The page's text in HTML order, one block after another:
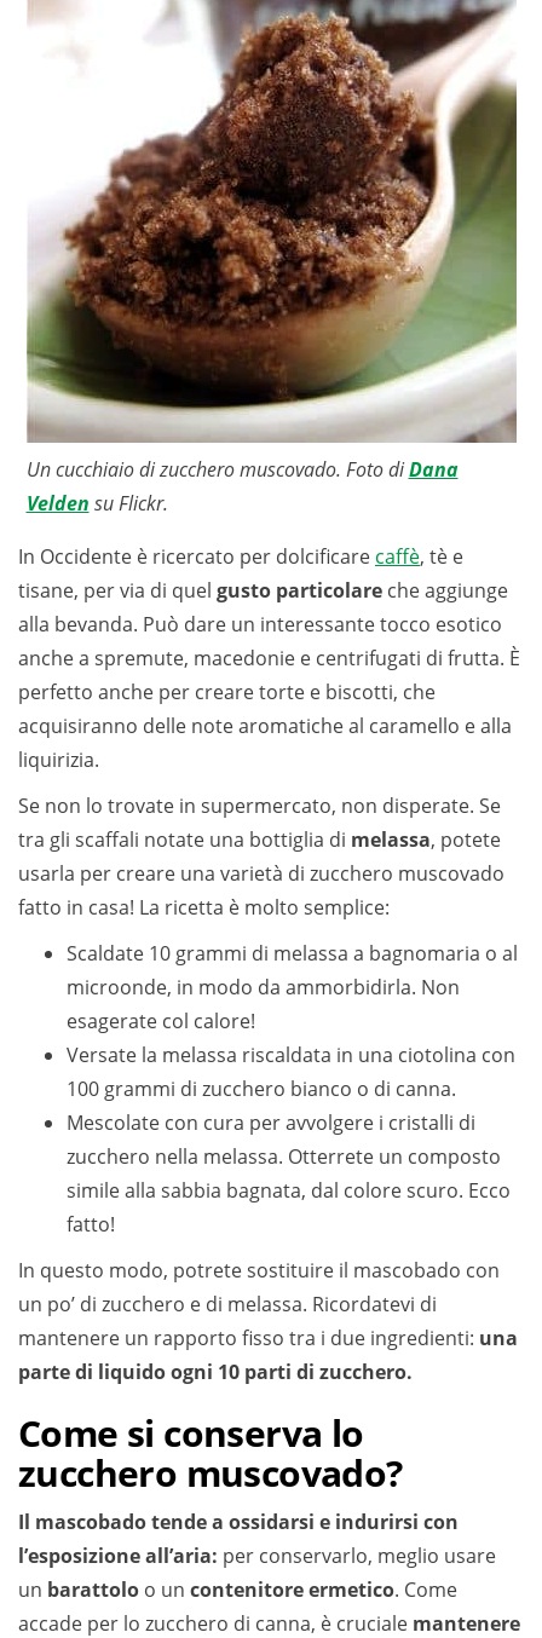
Un cucchiaio di zucchero muscovado. Foto diDana
Velden su Flickr.
In Occidente è ricercato per dolcificare caffè, tè e
tisane, per via di quel gusto particolare che aggiunge
alla bevanda. Può dare un interessante tocco esotico
anche a spremute, macedonie e centrifugati di frutta. È
perfetto anche per creare torte e biscotti, che
acquisiranno delle note aromatiche al caramello e alla
liquirizia.
Se non lo trovate in supermercato, non disperate. Se
tra gli scaffali notate una bottiglia di melassa, potete
usarla per creare una varietà di zucchero muscovado
fatto in casa! La ricetta è molto semplice:
Scaldate 10 grammi di melassa a bagnomaria o al
microonde, in modo da ammorbidirla. Non
esagerate col calore!
Versate la melassa riscaldata in una ciotolina con
100 grammi di zucchero bianco o di canna.
Mescolate con cura per avvolgere i cristalli di
zucchero nella melassa. Otterrete un composto
simile alla sabbia bagnata, dal colore scuro. Ecco
fatto!
In questo modo, potrete sostituire il mascobado con
un po’ di zucchero e di melassa. Ricordatevi di
mantenere un rapporto fisso tra i due ingredienti: una
parte di liquido ogni 10 parti di zucchero.
Come si conserva lo
zucchero muscovado?
Il mascobado tende a ossidarsi e indurirsi con
l’esposizione all’aria: per conservarlo, meglio usare
un barattolo o un contenitore ermetico. Come
accade per lo zucchero di canna, è cruciale mantenere